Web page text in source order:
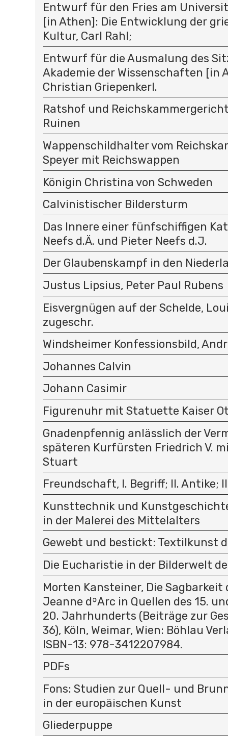
Entwurf für den Fries am
[in Athen]: Die Entwicklung der
Kultur, Carl Rahl;
Entwurf für die Ausmalung des
Akademie der Wissenschaften [in
Christian Griepenkerl.
Ratshof und
Ruinen
Wappenschildhalter vom
Speyer mit Reichswappen
Königin Christina von Schweden
Calvinistischer Bildersturm
Das Innere einer fünfschiffigen
Neefs d.Ä. und Pieter Neefs d.J.
Der Glaubenskampf in den
Justus Lipsius, Peter Paul Rubens
Eisvergnügen auf der Schelde,
zugeschr.
Windsheimer Konfessionsbild,
Johannes Calvin
Johann Casimir
Figurenuhr mit Statuette Kaiser
Gnadenpfennig anlässlich der
späteren Kurfürsten Friedrich V.
Stuart
Freundschaft, I. Begriff; II. Antike;
Kunsttechnik und
in der Malerei des Mittelalters
Gewebt und bestickt: Textilkunst
Die Eucharistie in der Bilderwelt
Morten Kansteiner, Die Sagbarkeit
Jeanne dʾArc in Quellen des 15.
20. Jahrhunderts (Beiträge zur
36), Köln, Weimar, Wien: Böhlau
ISBN-13: 978-3412207984.
PDFs
Fons: Studien zur Quell- und
in der europäischen Kunst
Gliederpuppe